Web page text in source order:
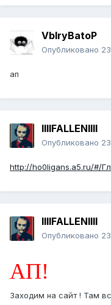
VbIryBatoP
Опубликовано
ап
llllFALLENllll
Опубликовано
http://ho0ligans.a5.ru/#/
llllFALLENllll
Опубликовано
АП!
Заходим на сайт ! Там